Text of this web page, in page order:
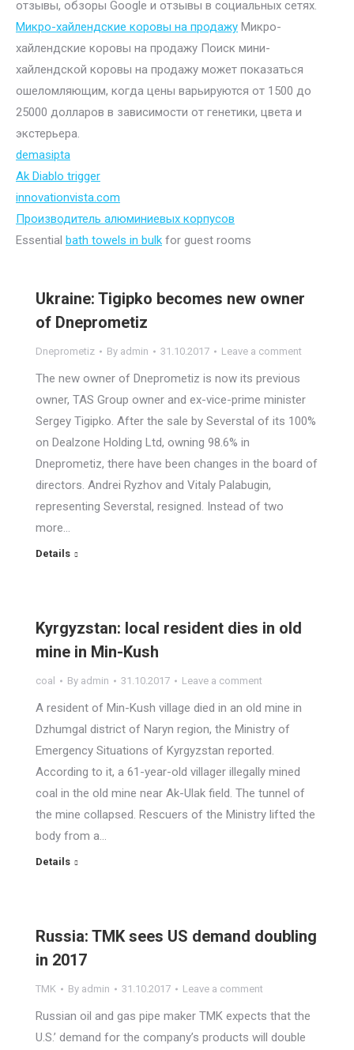
отзывы, обзоры Google и отзывы в социальных сетях.
Микро-хайлендские коровы на продажу Микро-
хайлендские коровы на продажу Поиск мини-
хайлендской коровы на продажу может показаться
ошеломляющим, когда цены варьируются от 1500 до
25000 долларов в зависимости от генетики, цвета и
экстерьера.
demasipta
Ak Diablo trigger
innovationvista.com
Производитель алюминиевых корпусов
Essential bath towels in bulk for guest rooms
Ukraine: Tigipko becomes new owner
of Dneprometiz
Dneprometiz By admin 31.10.2017 Leave a comment
The new owner of Dneprometiz is now its previous
owner, TAS Group owner and ex-vice-prime minister
Sergey Tigipko. After the sale by Severstal of its 100%
on Dealzone Holding Ltd, owning 98.6% in
Dneprometiz, there have been changes in the board of
directors. Andrei Ryzhov and Vitaly Palabugin,
representing Severstal, resigned. Instead of two
more…
Details
Kyrgyzstan: local resident dies in old
mine in Min-Kush
coal By admin 31.10.2017 Leave a comment
A resident of Min-Kush village died in an old mine in
Dzhumgal district of Naryn region, the Ministry of
Emergency Situations of Kyrgyzstan reported.
According to it, a 61-year-old villager illegally mined
coal in the old mine near Ak-Ulak field. The tunnel of
the mine collapsed. Rescuers of the Ministry lifted the
body from a…
Details
Russia: TMK sees US demand doubling
in 2017
TMK By admin 31.10.2017 Leave a comment
Russian oil and gas pipe maker TMK expects that the
U.S.’ demand for the company’s products will double